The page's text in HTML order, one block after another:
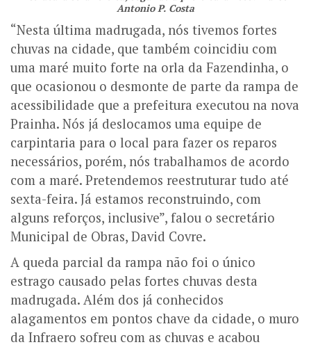
Antonio P. Costa
“Nesta última madrugada, nós tivemos fortes
chuvas na cidade, que também coincidiu com
uma maré muito forte na orla da Fazendinha, o
que ocasionou o desmonte de parte da rampa de
acessibilidade que a prefeitura executou na nova
Prainha. Nós já deslocamos uma equipe de
carpintaria para o local para fazer os reparos
necessários, porém, nós trabalhamos de acordo
com a maré. Pretendemos reestruturar tudo até
sexta-feira. Já estamos reconstruindo, com
alguns reforços, inclusive”, falou o secretário
Municipal de Obras, David Covre.
A queda parcial da rampa não foi o único
estrago causado pelas fortes chuvas desta
madrugada. Além dos já conhecidos
alagamentos em pontos chave da cidade, o muro
da Infraero sofreu com as chuvas e acabou